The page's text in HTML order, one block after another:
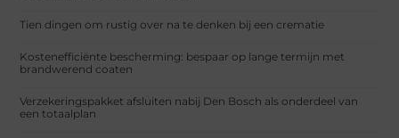
Tien dingen om rustig over na te denken bij een crematie
Kostenefficiënte bescherming: bespaar op lange termijn met
brandwerend coaten
Verzekeringspakket afsluiten nabij Den Bosch als onderdeel van
een totaalplan